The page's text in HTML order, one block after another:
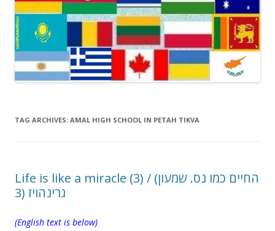
TAG ARCHIVES: AMAL HIGH SCHOOL IN PETAH TIKVA
Life is like a miracle (3) / (החיים כמו נס. שמעון
גרינהויז (3
(English text is below)